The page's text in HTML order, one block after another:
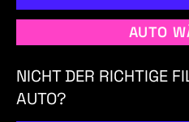
AUTO
NICHT DER RICHTIGE
AUTO?